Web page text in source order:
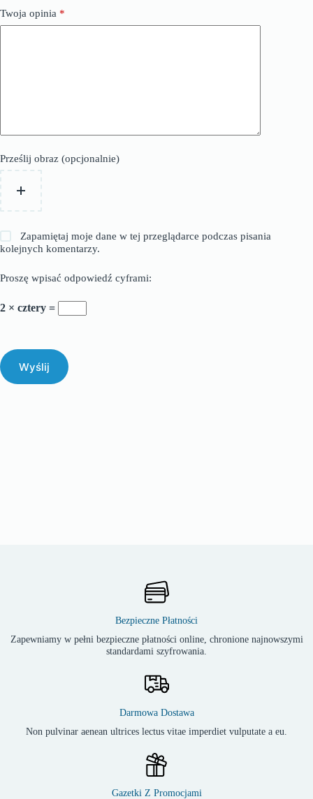
Twoja opinia *
Prześlij obraz (opcjonalnie)
Zapamiętaj moje dane w tej przeglądarce podczas pisania
kolejnych komentarzy.
Proszę wpisać odpowiedź cyframi:
2 × cztery =
Wyślij
Bezpieczne Płatności
Zapewniamy w pełni bezpieczne płatności online, chronione najnowszymi
standardami szyfrowania.
Darmowa Dostawa
Non pulvinar aenean ultrices lectus vitae imperdiet vulputate a eu.
Gazetki Z Promocjami